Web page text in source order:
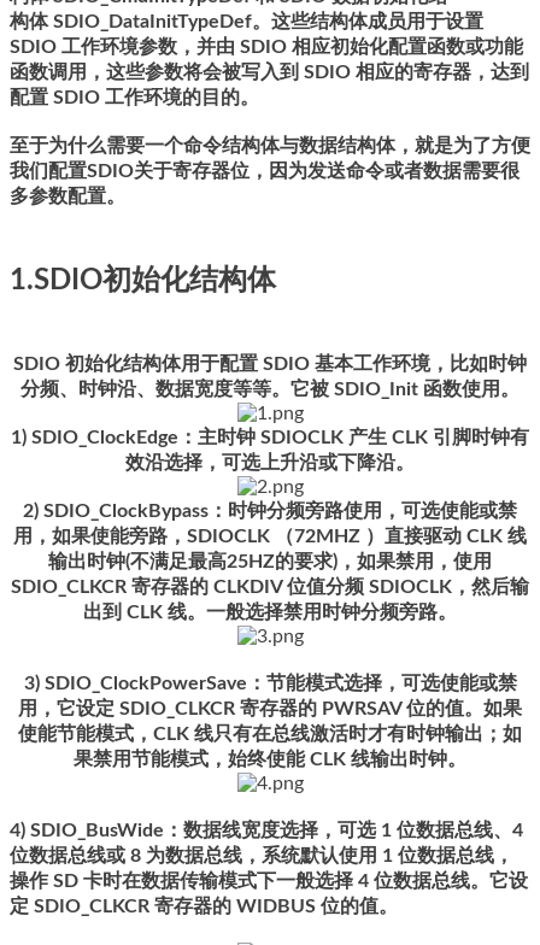
构体 SDIO_DataInitTypeDef。这些结构体成员用于设置
SDIO 工作环境参数，并由 SDIO 相应初始化配置函数或功能
函数调用，这些参数将会被写入到 SDIO 相应的寄存器，达到
配置 SDIO 工作环境的目的。
至于为什么需要一个命令结构体与数据结构体，就是为了方便
我们配置SDIO关于寄存器位，因为发送命令或者数据需要很
多参数配置。
1.SDIO初始化结构体
SDIO 初始化结构体用于配置 SDIO 基本工作环境，比如时钟
分频、时钟沿、数据宽度等等。它被 SDIO_Init 函数使用。
1) SDIO_ClockEdge：主时钟 SDIOCLK 产生 CLK 引脚时钟有
效沿选择，可选上升沿或下降沿。
2) SDIO_ClockBypass：时钟分频旁路使用，可选使能或禁
用，如果使能旁路，SDIOCLK （72MHZ ）直接驱动 CLK 线
输出时钟(不满足最高25HZ的要求)，如果禁用，使用
SDIO_CLKCR 寄存器的 CLKDIV 位值分频 SDIOCLK，然后输
出到 CLK 线。一般选择禁用时钟分频旁路。
3) SDIO_ClockPowerSave：节能模式选择，可选使能或禁
用，它设定 SDIO_CLKCR 寄存器的 PWRSAV 位的值。如果
使能节能模式，CLK 线只有在总线激活时才有时钟输出；如
果禁用节能模式，始终使能 CLK 线输出时钟。
4) SDIO_BusWide：数据线宽度选择，可选 1 位数据总线、4
位数据总线或 8 为数据总线，系统默认使用 1 位数据总线，
操作 SD 卡时在数据传输模式下一般选择 4 位数据总线。它设
定 SDIO_CLKCR 寄存器的 WIDBUS 位的值。